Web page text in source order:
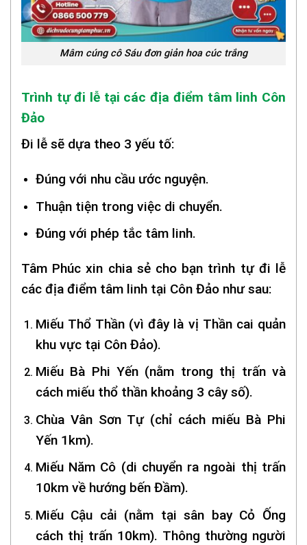
Mâm cúng cô Sáu đơn giản hoa cúc trắng
Trình tự đi lễ tại các địa điểm tâm linh Côn
Đảo
Đi lễ sẽ dựa theo 3 yếu tố:
Đúng với nhu cầu ước nguyện.
Thuận tiện trong việc di chuyển.
Đúng với phép tắc tâm linh.
Tâm Phúc xin chia sẻ cho bạn trình tự đi lễ
các địa điểm tâm linh tại Côn Đảo như sau:
Miếu Thổ Thần (vì đây là vị Thần cai quản
khu vực tại Côn Đảo).
Miếu Bà Phi Yến (nằm trong thị trấn và
cách miếu thổ thần khoảng 3 cây số).
Chùa Vân Sơn Tự (chỉ cách miếu Bà Phi
Yến 1km).
Miếu Năm Cô (di chuyển ra ngoài thị trấn
10km về hướng bến Đầm).
Miếu Cậu cải (nằm tại sân bay Cỏ Ống
cách thị trấn 10km). Thông thường người